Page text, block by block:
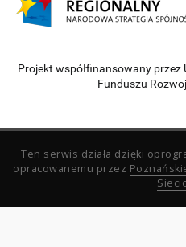
Projekt współfinansowany przez
Funduszu
Ten serwis działa dzięki
opracowanemu przez